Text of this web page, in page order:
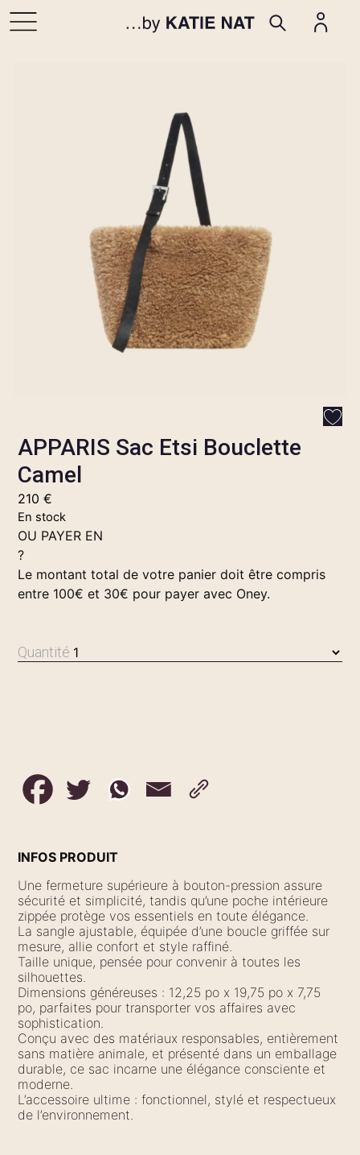
APPARIS Sac Etsi Bouclette
Camel
210€
En stock
OU PAYER EN
?
Le montant total de votre panier doit être compris
entre 100€ et 30€ pour payer avec Oney.
Quantité
INFOS PRODUIT
Une fermeture supérieure à bouton-pression assure
sécurité et simplicité, tandis qu’une poche intérieure
zippée protège vos essentiels en toute élégance.
La sangle ajustable, équipée d’une boucle griffée sur
mesure, allie confort et style raffiné.
Taille unique, pensée pour convenir à toutes les
silhouettes.
Dimensions généreuses : 12,25 po x 19,75 po x 7,75
po, parfaites pour transporter vos affaires avec
sophistication.
Conçu avec des matériaux responsables, entièrement
sans matière animale, et présenté dans un emballage
durable, ce sac incarne une élégance consciente et
moderne.
L’accessoire ultime : fonctionnel, stylé et respectueux
de l’environnement.